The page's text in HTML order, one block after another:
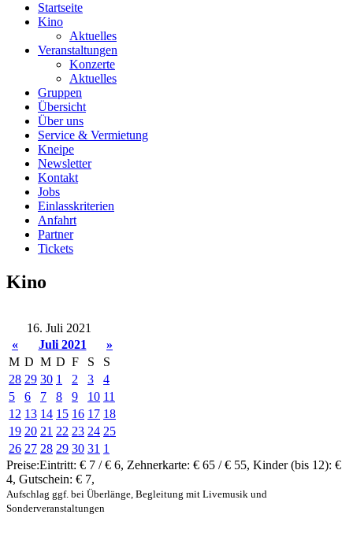
Startseite
Kino
Aktuelles
Veranstaltungen
Konzerte
Aktuelles
Gruppen
Übersicht
Über uns
Service & Vermietung
Kneipe
Newsletter
Kontakt
Jobs
Einlasskriterien
Anfahrt
Partner
Tickets
Kino
16. Juli 2021
«
Juli 2021
»
M D M D F S
S
28 29 30 1 2 3
4
5
6 7 8 9 10 11
12 13 14 15 16 17 18
19 20 21 22 23 24 25
26 27 28 29 30 31 1
Preise:Eintritt: € 7 / € 6, Zehnerkarte: € 65 / € 55, Kinder (bis 12): €
4, Gutschein: € 7,
Aufschlag ggf. bei Überlänge, Begleitung mit Livemusik und
Sonderveranstaltungen